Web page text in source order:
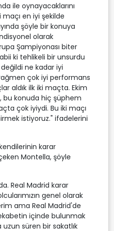
ile oynayacaklarını
en iyi şekilde
şöyle bir konuya
olarak
Şampiyonası biter
ki tehlikeli bir unsurdu
ne kadar iyi
çok iyi performans
aldık ilk iki maçta. Ekim
bu konuda hiç şüphem
çok iyiydi. Bu iki maçı
istiyoruz." ifadelerini
karar
Montella, şöyle
Real Madrid karar
genel olarak
ama Real Madrid'de
içinde bulunmak
süren bir sakatlık